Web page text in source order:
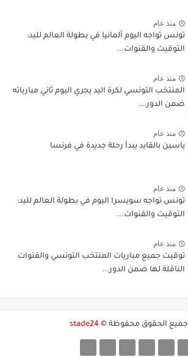
منذ عام
تونس تواجه اليوم ألمانيا في بطولة العالم لليد:
التوقيت والقنوات...
منذ عام
المنتخب التونسي لكرة اليد يجري اليوم ثاني مبارياته
ضمن الدور...
منذ عام
ياسين بالقايد يبدأ رحلة جديدة في فرنسا
منذ عام
تونس تواجه سويسرا اليوم في بطولة العالم لليد:
التوقيت والقنوات...
منذ عام
توقيت جميع مباريات المنتخب التونسي والقنوات
الناقلة لها ضمن الدور...
جميع الحقوق محفوظة © stade24